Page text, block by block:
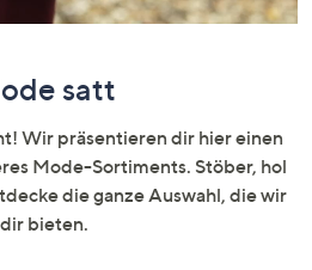
satt
Wir präsentieren dir hier einen
Mode-Sortiments. Stöber, hol
die ganze Auswahl, die wir
dir bieten.